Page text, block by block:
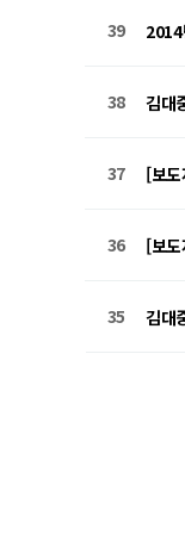
39
38 김대
37 [보
36 [보
35 김대